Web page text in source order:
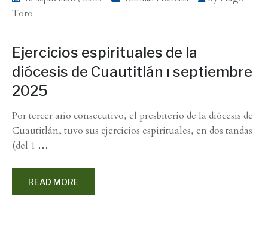
Toro
Ejercicios espirituales de la
diócesis de Cuautitlán ı septiembre
2025
Por tercer año consecutivo, el presbiterio de la diócesis de
Cuautitlán, tuvo sus ejercicios espirituales, en dos tandas
(del 1 …
READ MORE